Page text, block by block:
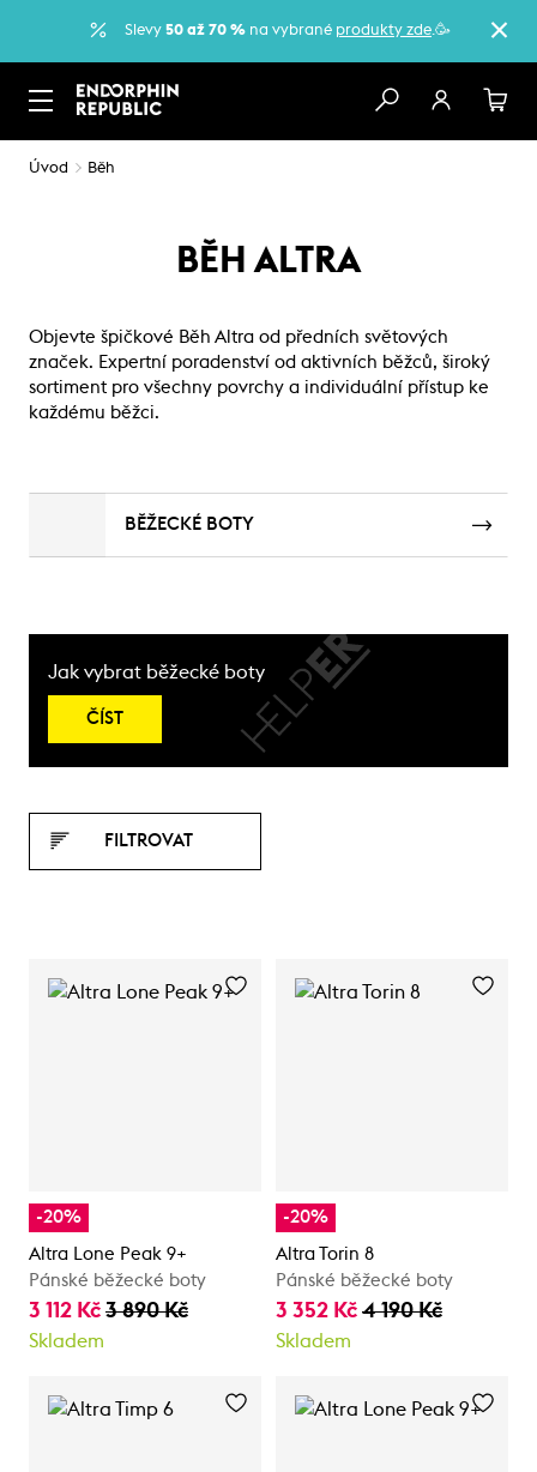
Slevy 50 až 70 % na vybrané produkty zde.🥳
Úvod Běh
BĚH ALTRA
Objevte špičkové Běh Altra od předních světových
značek. Expertní poradenství od aktivních běžců, široký
sortiment pro všechny povrchy a individuální přístup ke
každému běžci.
BĚŽECKÉ BOTY
Jak vybrat běžecké boty
ČÍST
FILTROVAT
-20%
Altra Lone Peak 9+
Pánské běžecké boty
3 112 Kč 3 890 Kč
Skladem
-20%
Altra Torin 8
Pánské běžecké boty
3 352 Kč 4 190 Kč
Skladem